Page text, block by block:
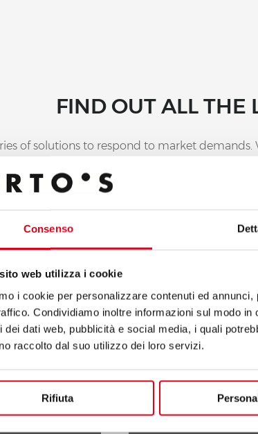
Consenso
web utilizza i cookie
i cookie per personalizzare contenuti ed
Condividiamo inoltre informazioni sul modo
dei dati web, pubblicità e social media, i quali
raccolto dal suo utilizzo dei loro servizi.
Rifiuta
FIND OUT ALL THE
of solutions to respond to market
MACROS